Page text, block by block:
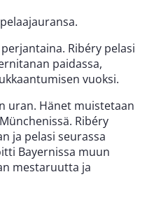
Ribéry pelasi
paidassa,
vuoksi.
uran. Hänet muistetaan
Ribéry
ja pelasi seurassa
Bayernissa muun
mestaruutta ja